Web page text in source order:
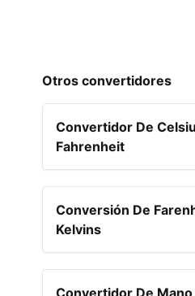
Otros convertidores
Convertidor De
Fahrenheit
Conversión De
Kelvins
Convertidor De